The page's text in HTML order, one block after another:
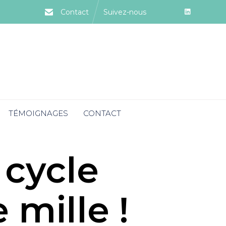
Contact Suivez-nous
TÉMOIGNAGES CONTACT
mille !